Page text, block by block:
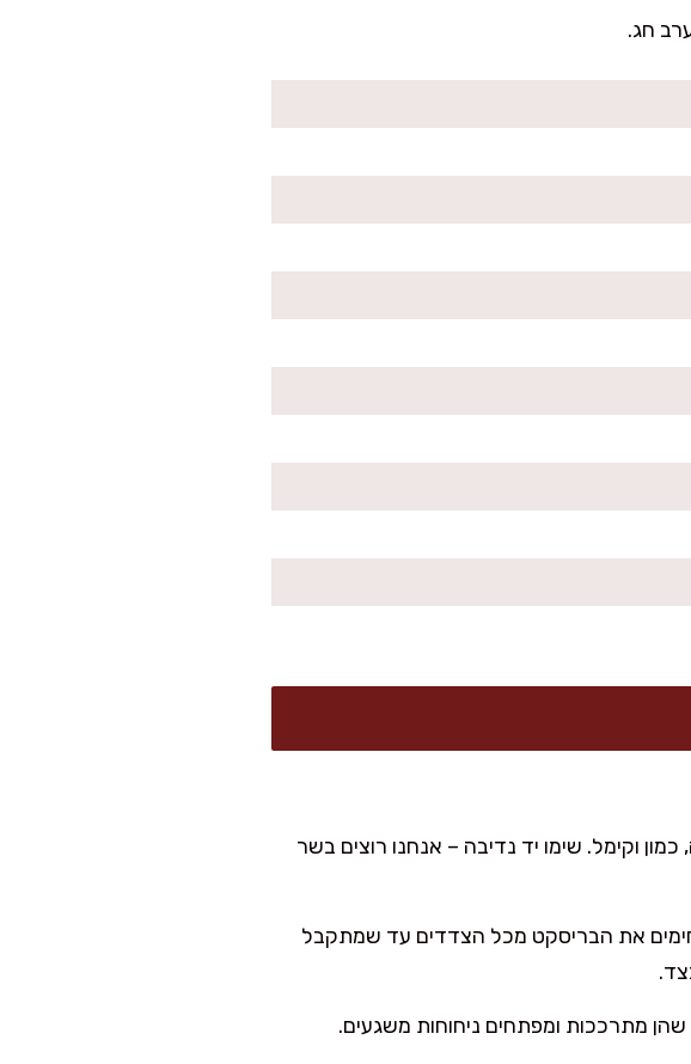
וקימל. שימו יד נדיבה – אנחנו רוצים בשר
משחימים את הבריסקט מכל הצדדים עד שמתקבל
מתרככות ומפתחים ניחוחות משגעים.